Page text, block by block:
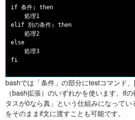
if 条件; then
    処理1
elif 別の条件; then
    処理2
else
    処理3
bashでは「条件」の部分にtestコマンド
（bash拡張）のいずれかを使います。if
タスが0なら真」という仕組みになって
をそのままif文に渡すことも可能です。